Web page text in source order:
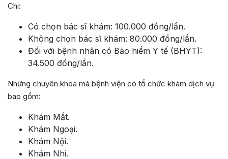
Chi:
Có chọn bác sĩ khám: 100.000 đồng/lần.
Không chọn bác sĩ khám: 80.000 đồng/lần.
Đối với bệnh nhân có Bảo hiểm Y tế (BHYT):
34.500 đồng/lần.
Những chuyên khoa mà bệnh viện có tổ chức khám dịch vụ
bao gồm:
Khám Mắt.
Khám Ngoại.
Khám Nội.
Khám Nhi.